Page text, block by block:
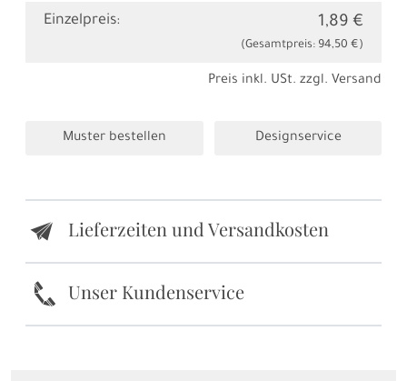
Einzelpreis: 1,89 €
(Gesamtpreis: 94,50 € )
Preis inkl. USt. zzgl. Versand
Muster bestellen Designservice
e Lieferzeiten und Versandkosten
k Unser Kundenservice